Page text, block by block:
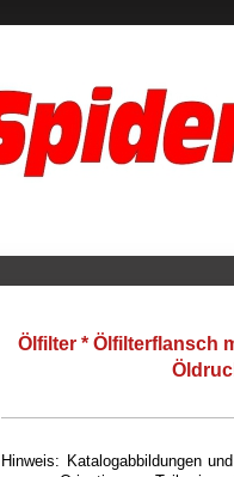
Ölfilter * Ölfilterflansch
Hinweis: Katalogabbildungen